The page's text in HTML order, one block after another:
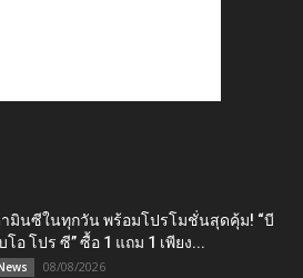
ามินซีในทุกวัน พร้อมโปรโมชั่นสุดคุ้ม! “บี
โอ โปร ซี” ซื้อ 1 แถม 1 เพียง...
08/08/2026